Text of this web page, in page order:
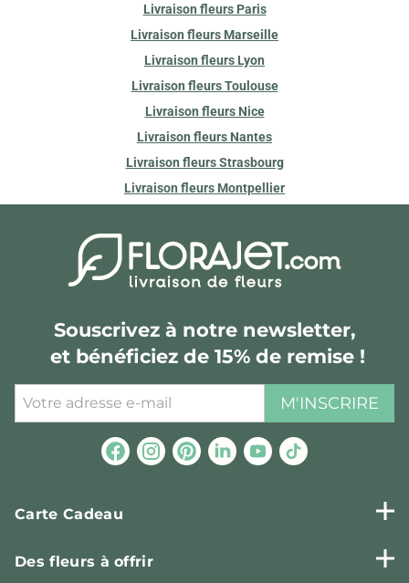
Livraison fleurs Paris
Livraison fleurs Marseille
Livraison fleurs Lyon
Livraison fleurs Toulouse
Livraison fleurs Nice
Livraison fleurs Nantes
Livraison fleurs Strasbourg
Livraison fleurs Montpellier
Souscrivez à notre newsletter,
et bénéficiez de 15% de remise !
M'INSCRIRE
Carte Cadeau
Des fleurs à offrir